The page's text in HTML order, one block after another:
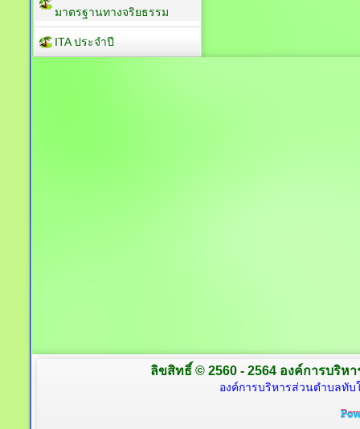
มาตรฐานทางจริยธรรม
ITA ประจำปี
ลิขสิทธิ์ © 2560 - 2564 องค์การบริห
องค์การบริหารส่วนตำบลทับ